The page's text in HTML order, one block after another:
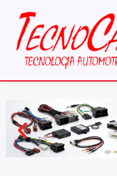
contenido